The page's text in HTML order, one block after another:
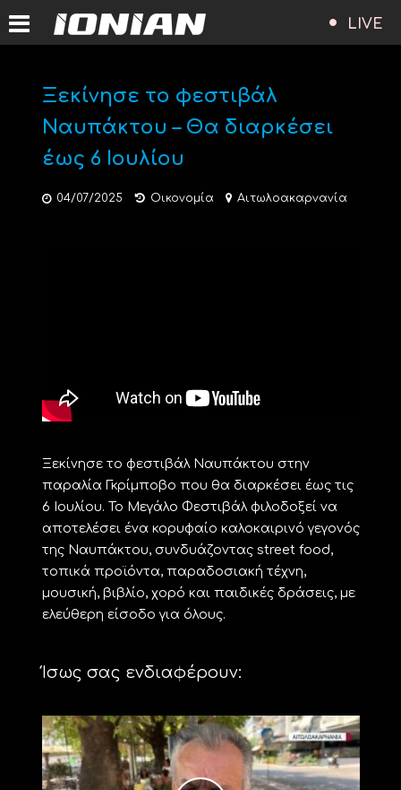
LIVE
Ξεκίνησε το φεστιβάλ
Ναυπάκτου – Θα διαρκέσει
έως 6 Ιουλίου
04/07/2025 Οικονομία Αιτωλοακαρνανία
Ξεκίνησε το φεστιβάλ Ναυπάκτου στην
παραλία Γκρίμποβο που θα διαρκέσει έως τις
6 Ιουλίου. Το Μεγάλο Φεστιβάλ φιλοδοξεί να
αποτελέσει ένα κορυφαίο καλοκαιρινό γεγονός
της Ναυπάκτου, συνδυάζοντας street food,
τοπικά προϊόντα, παραδοσιακή τέχνη,
μουσική, βιβλίο, χορό και παιδικές δράσεις, με
ελεύθερη είσοδο για όλους.
Ίσως σας ενδιαφέρουν: